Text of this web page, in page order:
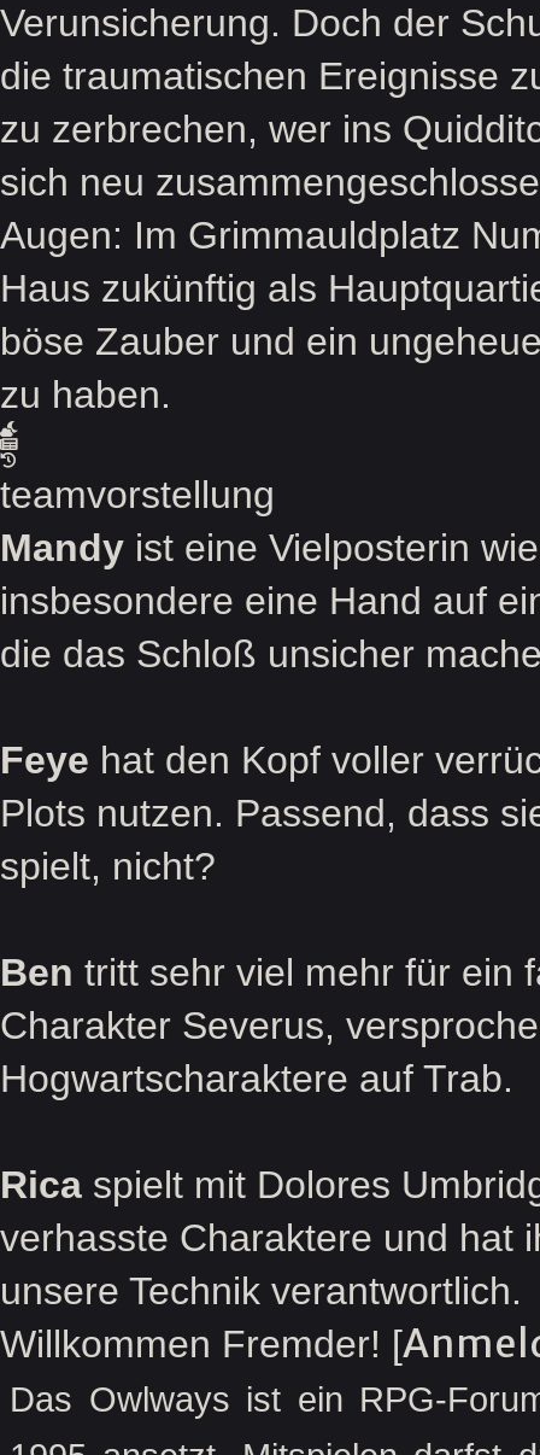
Verunsicherung. Doch der
die traumatischen Ereignisse
zu zerbrechen, wer ins
sich neu
Augen: Im Grimmauldplatz
Haus zukünftig als
böse Zauber und ein
zu haben.
teamvorstellung
Mandy ist eine Vielposterin
insbesondere eine Hand auf
die das Schloß unsicher
Feye hat den Kopf voller
Plots nutzen. Passend, dass
spielt, nicht?
Ben tritt sehr viel mehr für ein
Charakter Severus,
Hogwartscharaktere auf Trab.
Rica spielt mit Dolores
verhasste Charaktere und hat
unsere Technik verantwortlich.
Willkommen Fremder! [
Das Owlways ist ein RPG-